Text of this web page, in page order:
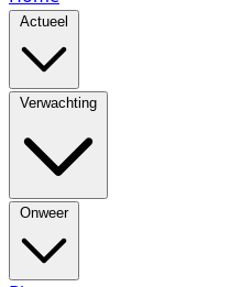
Actueel
Verwachting
Onweer